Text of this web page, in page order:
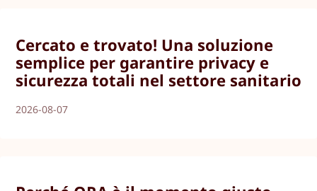
Cercato e trovato! Una soluzione
semplice per garantire privacy e
sicurezza totali nel settore sanitario
2026-08-07